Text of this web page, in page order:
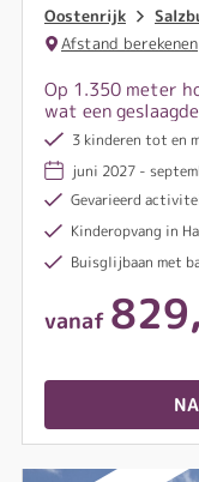
Oostenrijk
Afstand berekenen
Op 1.350 meter
wat een
bijzonder
professionele
onvergetelijke
3 kinderen tot en
juni 2027 -
Gevarieerd
Kinderopvang in Happy"s BOBO
Buisglijbaan met ballenbak,
vanaf